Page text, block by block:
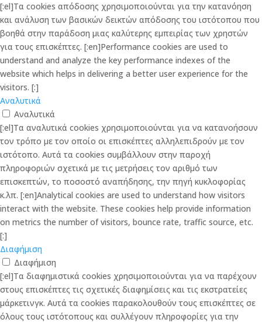
[:el]Τα cookies απόδοσης χρησιμοποιούνται για την κατανόηση
και ανάλυση των βασικών δεικτών απόδοσης του ιστότοπου που
βοηθά στην παράδοση μιας καλύτερης εμπειρίας των χρηστών
για τους επισκέπτες. [:en]Performance cookies are used to
understand and analyze the key performance indexes of the
website which helps in delivering a better user experience for the
visitors. [:]
Αναλυτικά
Αναλυτικά
[:el]Τα αναλυτικά cookies χρησιμοποιούνται για να κατανοήσουν
τον τρόπο με τον οποίο οι επισκέπτες αλληλεπιδρούν με τον
ιστότοπο. Αυτά τα cookies συμβάλλουν στην παροχή
πληροφοριών σχετικά με τις μετρήσεις τον αριθμό των
επισκεπτών, το ποσοστό αναπήδησης, την πηγή κυκλοφορίας
κ.λπ. [:en]Analytical cookies are used to understand how visitors
interact with the website. These cookies help provide information
on metrics the number of visitors, bounce rate, traffic source, etc.
[:]
Διαφήμιση
Διαφήμιση
[:el]Τα διαφημιστικά cookies χρησιμοποιούνται για να παρέχουν
στους επισκέπτες τις σχετικές διαφημίσεις και τις εκστρατείες
μάρκετινγκ. Αυτά τα cookies παρακολουθούν τους επισκέπτες σε
όλους τους ιστότοπους και συλλέγουν πληροφορίες για την